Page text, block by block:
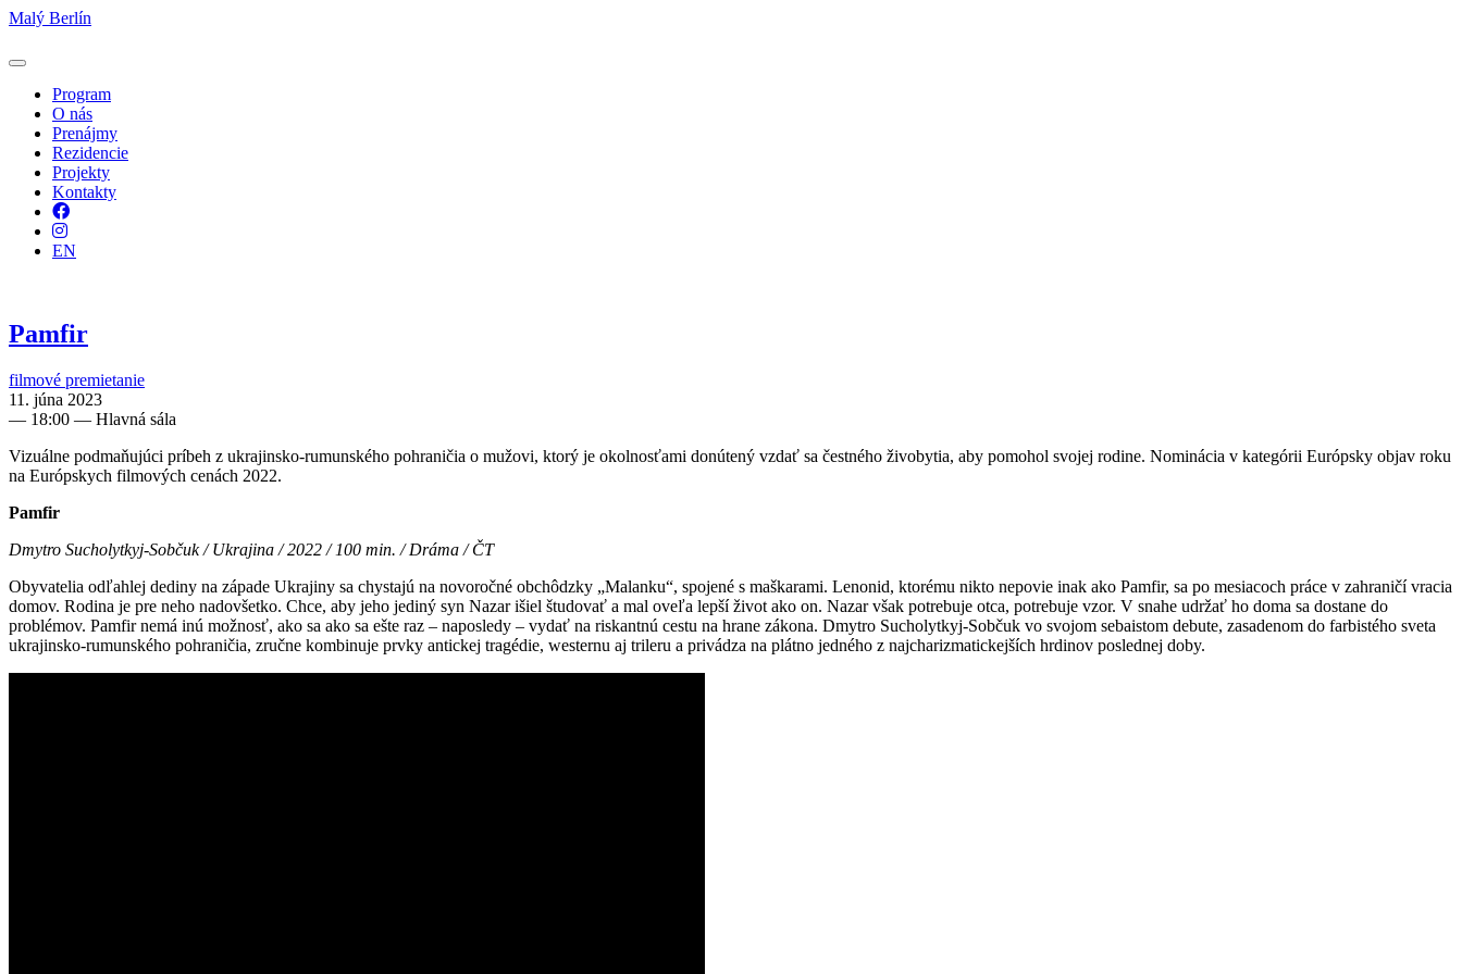
Malý Berlín
Program
O nás
Prenájmy
Rezidencie
Projekty
Kontakty
Facebook
Instagram
EN
Pamfir
filmové premietanie
11. júna 2023
— 18:00 — Hlavná sála
Vizuálne podmaňujúci príbeh z ukrajinsko-rumunského pohraničia o mužovi, ktorý je okolnosťami donútený vzdať sa čestného živobytia, aby pomohol svojej rodine. Nominácia v kategórii Európsky objav roku
na Európskych filmových cenách 2022.
Pamfir
Dmytro Sucholytkyj-Sobčuk / Ukrajina / 2022 / 100 min. / Dráma / ČT
Obyvatelia odľahlej dediny na západe Ukrajiny sa chystajú na novoročné obchôdzky „Malanku“, spojené s maškarami. Lenonid, ktorému nikto nepovie inak ako Pamfir, sa po mesiacoch práce v zahraničí vracia
domov. Rodina je pre neho nadovšetko. Chce, aby jeho jediný syn Nazar išiel študovať a mal oveľa lepší život ako on. Nazar však potrebuje otca, potrebuje vzor. V snahe udržať ho doma sa dostane do
problémov. Pamfir nemá inú možnosť, ako sa ako sa ešte raz – naposledy – vydať na riskantnú cestu na hrane zákona. Dmytro Sucholytkyj-Sobčuk vo svojom sebaistom debute, zasadenom do farbistého sveta
ukrajinsko-rumunského pohraničia, zručne kombinuje prvky antickej tragédie, westernu aj trileru a privádza na plátno jedného z najcharizmatickejších hrdinov poslednej doby.